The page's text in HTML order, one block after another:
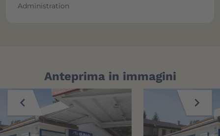
Administration
Anteprima in immagini